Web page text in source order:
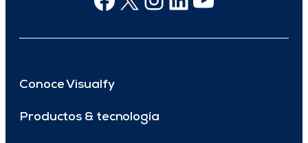
Conoce Visualfy
Productos & tecnología